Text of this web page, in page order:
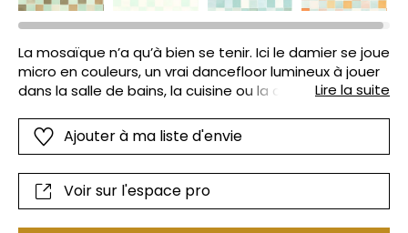
La mosaïque n’a qu’à bien se tenir. Ici le damier se joue
micro en couleurs, un vrai dancefloor lumineux à jouer
dans la salle de bains, la cuisine ou la chambre des
Lire la suite
Ajouter à ma liste d'envie
Voir sur l'espace pro